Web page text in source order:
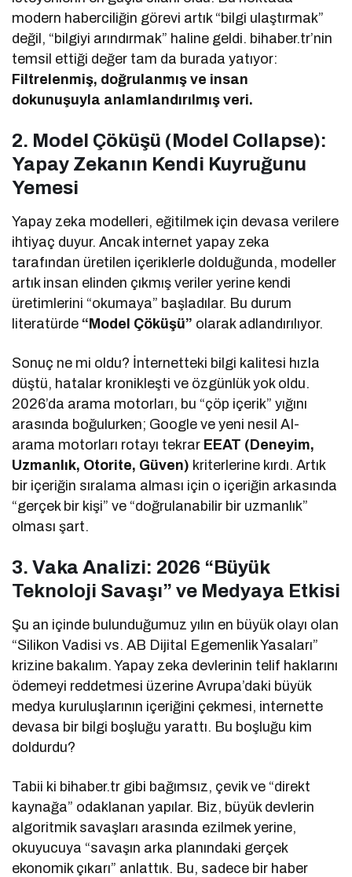
modern haberciliğin görevi artık “bilgi ulaştırmak”
değil, “bilgiyi arındırmak” haline geldi. bihaber.tr’nin
temsil ettiği değer tam da burada yatıyor:
Filtrelenmiş, doğrulanmış ve insan
dokunuşuyla anlamlandırılmış veri.
2. Model Çöküşü (Model Collapse):
Yapay Zekanın Kendi Kuyruğunu
Yemesi
Yapay zeka modelleri, eğitilmek için devasa verilere
ihtiyaç duyur. Ancak internet yapay zeka
tarafından üretilen içeriklerle dolduğunda, modeller
artık insan elinden çıkmış veriler yerine kendi
üretimlerini “okumaya” başladılar. Bu durum
literatürde “Model Çöküşü” olarak adlandırılıyor.
Sonuç ne mi oldu? İnternetteki bilgi kalitesi hızla
düştü, hatalar kronikleşti ve özgünlük yok oldu.
2026’da arama motorları, bu “çöp içerik” yığını
arasında boğulurken; Google ve yeni nesil AI-
arama motorları rotayı tekrar EEAT (Deneyim,
Uzmanlık, Otorite, Güven) kriterlerine kırdı. Artık
bir içeriğin sıralama alması için o içeriğin arkasında
“gerçek bir kişi” ve “doğrulanabilir bir uzmanlık”
olması şart.
3. Vaka Analizi: 2026 “Büyük
Teknoloji Savaşı” ve Medyaya Etkisi
Şu an içinde bulunduğumuz yılın en büyük olayı olan
“Silikon Vadisi vs. AB Dijital Egemenlik Yasaları”
krizine bakalım. Yapay zeka devlerinin telif haklarını
ödemeyi reddetmesi üzerine Avrupa’daki büyük
medya kuruluşlarının içeriğini çekmesi, internette
devasa bir bilgi boşluğu yarattı. Bu boşluğu kim
doldurdu?
Tabii ki bihaber.tr gibi bağımsız, çevik ve “direkt
kaynağa” odaklanan yapılar. Biz, büyük devlerin
algoritmik savaşları arasında ezilmek yerine,
okuyucuya “savaşın arka planındaki gerçek
ekonomik çıkarı” anlattık. Bu, sadece bir haber